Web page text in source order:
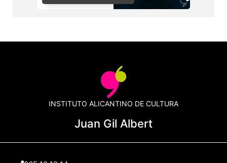
INSTITUTO ALICANTINO DE CULTURA
Juan Gil Albert